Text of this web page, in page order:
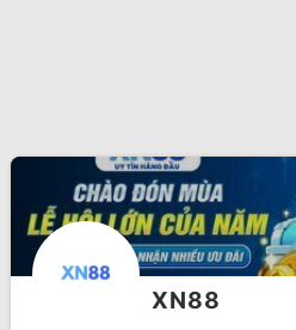
XN88